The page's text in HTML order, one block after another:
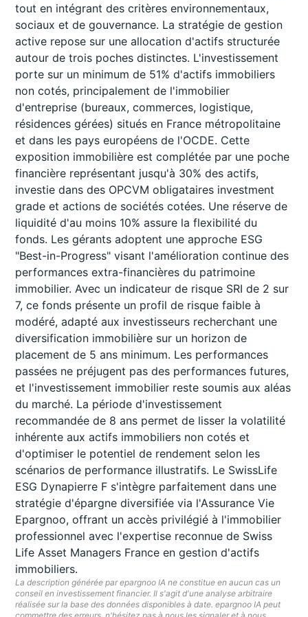
tout en intégrant des critères environnementaux,
sociaux et de gouvernance. La stratégie de gestion
active repose sur une allocation d'actifs structurée
autour de trois poches distinctes. L'investissement
porte sur un minimum de 51% d'actifs immobiliers
non cotés, principalement de l'immobilier
d'entreprise (bureaux, commerces, logistique,
résidences gérées) situés en France métropolitaine
et dans les pays européens de l'OCDE. Cette
exposition immobilière est complétée par une poche
financière représentant jusqu'à 30% des actifs,
investie dans des OPCVM obligataires investment
grade et actions de sociétés cotées. Une réserve de
liquidité d'au moins 10% assure la flexibilité du
fonds. Les gérants adoptent une approche ESG
"Best-in-Progress" visant l'amélioration continue des
performances extra-financières du patrimoine
immobilier. Avec un indicateur de risque SRI de 2 sur
7, ce fonds présente un profil de risque faible à
modéré, adapté aux investisseurs recherchant une
diversification immobilière sur un horizon de
placement de 5 ans minimum. Les performances
passées ne préjugent pas des performances futures,
et l'investissement immobilier reste soumis aux aléas
du marché. La période d'investissement
recommandée de 8 ans permet de lisser la volatilité
inhérente aux actifs immobiliers non cotés et
d'optimiser le potentiel de rendement selon les
scénarios de performance illustratifs. Le SwissLife
ESG Dynapierre F s'intègre parfaitement dans une
stratégie d'épargne diversifiée via l'Assurance Vie
Epargnoo, offrant un accès privilégié à l'immobilier
professionnel avec l'expertise reconnue de Swiss
Life Asset Managers France en gestion d'actifs
immobiliers.
La description générée par epargnoo IA ne constitue en aucun cas un
conseil en investissement financier. Il s'agit d'une analyse arbitraire
réalisée sur la base des données disponibles à date. epargnoo IA peut